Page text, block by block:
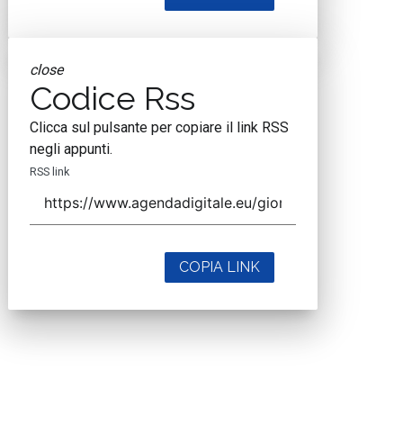
close
Codice Rss
Clicca sul pulsante per copiare il link RSS
negli appunti.
RSS link
COPIA LINK